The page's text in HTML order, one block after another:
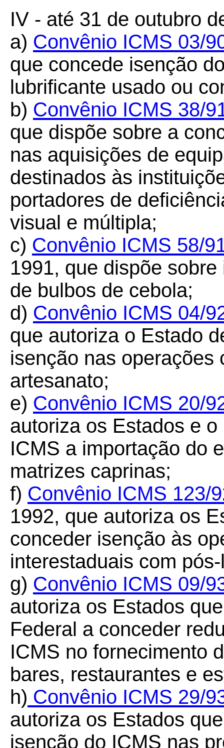
IV - até 31 de outubro
a) Convênio ICMS 03/
que concede isenção
lubrificante usado ou
b) Convênio ICMS 38/
que dispõe sobre a
nas aquisições de
destinados às
portadores de
visual e múltipla;
c) Convênio ICMS 58/
1991, que dispõe
de bulbos de cebola;
d) Convênio ICMS 04/
que autoriza o Estado
isenção nas operações
artesanato;
e) Convênio ICMS 20/
autoriza os Estados e
ICMS a importação do
matrizes caprinas;
f) Convênio ICMS 123/
1992, que autoriza os
conceder isenção às
interestaduais com
g) Convênio ICMS 09/
autoriza os Estados
Federal a conceder
ICMS no fornecimento
bares, restaurantes e
h) Convênio ICMS 29/
autoriza os Estados
isenção do ICMS nas